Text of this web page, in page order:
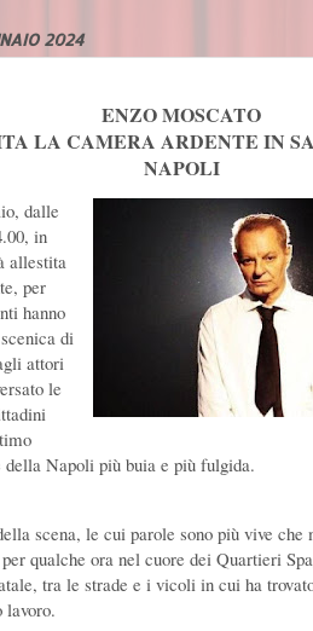
2024
ENZO MOSCATO
LA CAMERA ARDENTE IN
NAPOLI
dalle
in
allestita
per
hanno
di
attori
le
della Napoli più buia e più fulgida.
scena, le cui parole sono più vive che
qualche ora nel cuore dei Quartieri
tra le strade e i vicoli in cui ha
lavoro.